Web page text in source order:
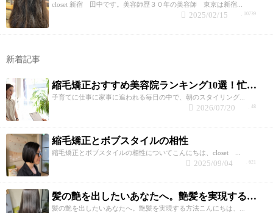
closet 新宿 田中です。美容師歴３０年の美容師 東京は新宿...
10739
2025/02/15
新着記事
縮毛矯正おすすめ美容院ランキング10選！忙しい子育て世代が失敗しない選び方と髪質改善のコツ
子育てに仕事に家事に追われる毎日の中で、朝のスタイリング...
48
2026/07/20
縮毛矯正とボブスタイルの相性
縮毛矯正とボブスタイルの相性についてこんにちは、closet ...
621
2025/09/04
髪の艶を出したいあなたへ。艶髪を実現する方法
髪の艶を出したいあなたへ。艶髪を実現する方法こんにちは、...